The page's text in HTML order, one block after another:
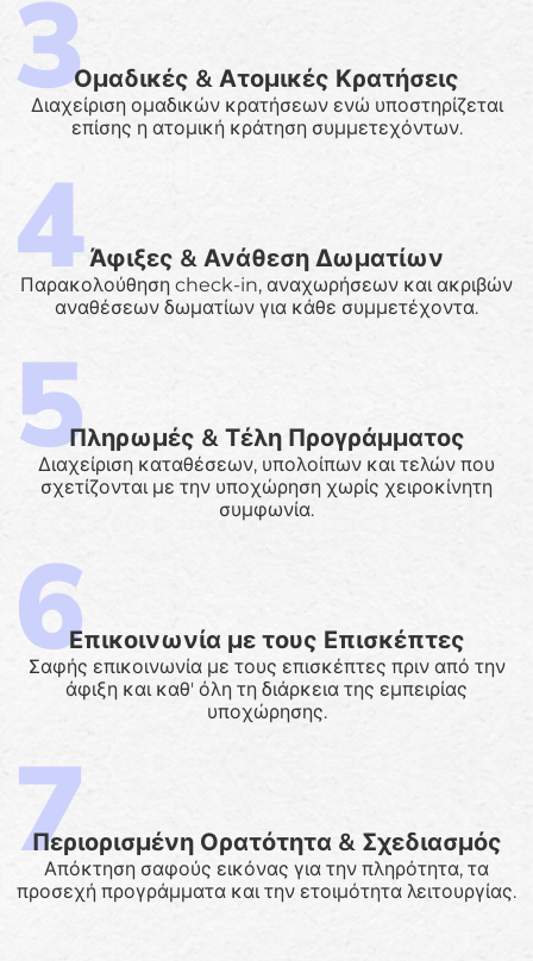
Ομαδικές & Ατομικές Κρατήσεις
Διαχείριση ομαδικών κρατήσεων ενώ υποστηρίζεται
επίσης η ατομική κράτηση συμμετεχόντων.
Άφιξες & Ανάθεση Δωματίων
Παρακολούθηση check-in, αναχωρήσεων και ακριβών
αναθέσεων δωματίων για κάθε συμμετέχοντα.
Πληρωμές & Τέλη Προγράμματος
Διαχείριση καταθέσεων, υπολοίπων και τελών που
σχετίζονται με την υποχώρηση χωρίς χειροκίνητη
συμφωνία.
Επικοινωνία με τους Επισκέπτες
Σαφής επικοινωνία με τους επισκέπτες πριν από την
άφιξη και καθ' όλη τη διάρκεια της εμπειρίας
υποχώρησης.
Περιορισμένη Ορατότητα & Σχεδιασμός
Απόκτηση σαφούς εικόνας για την πληρότητα, τα
προσεχή προγράμματα και την ετοιμότητα λειτουργίας.